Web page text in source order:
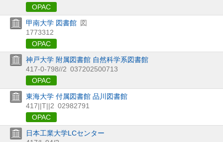
OPAC
甲南大学 図書館 図
1773312
OPAC
神戸大学 附属図書館 自然科学系図書館
417-0-798//2 037202500713
OPAC
東海大学 付属図書館 品川図書館
417||T||2 02982791
OPAC
日本工業大学LCセンター